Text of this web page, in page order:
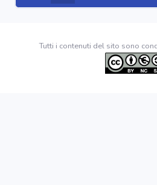
Tutti i contenuti del sito sono